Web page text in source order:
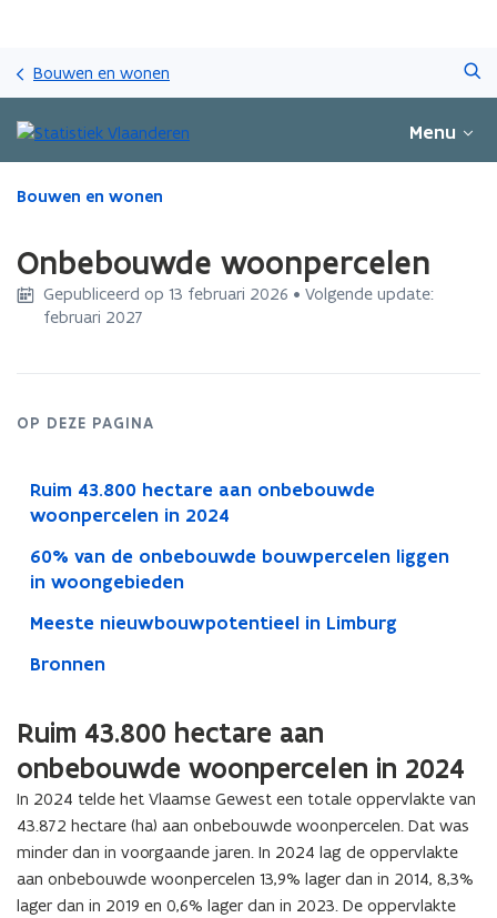
gaan
Bouwen en wonen
Menu
Gedaan
bevindt
Bouwen en wonen
Onbebouwde woonpercelen
Gepubliceerd op 13 februari 2026 • Volgende update:
februari 2027
OP DEZE PAGINA
Ruim 43.800 hectare aan onbebouwde
woonpercelen in 2024
60% van de onbebouwde bouwpercelen liggen
in woongebieden
Meeste nieuwbouwpotentieel in Limburg
Bronnen
Ruim 43.800 hectare aan
onbebouwde woonpercelen in 2024
In 2024 telde het Vlaamse Gewest een totale oppervlakte van
43.872 hectare (ha) aan onbebouwde woonpercelen. Dat was
minder dan in voorgaande jaren. In 2024 lag de oppervlakte
aan onbebouwde woonpercelen 13,9% lager dan in 2014, 8,3%
lager dan in 2019 en 0,6% lager dan in 2023. De oppervlakte